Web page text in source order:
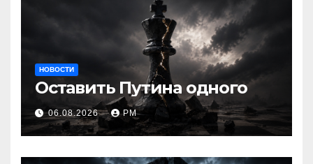
НОВОСТИ
Оставить Путина одного
06.08.2026 РМ